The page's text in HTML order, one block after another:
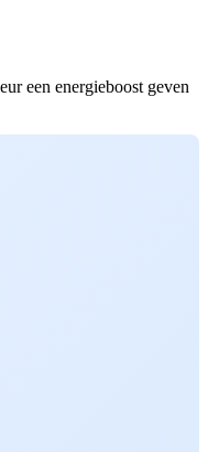
een energieboost geven